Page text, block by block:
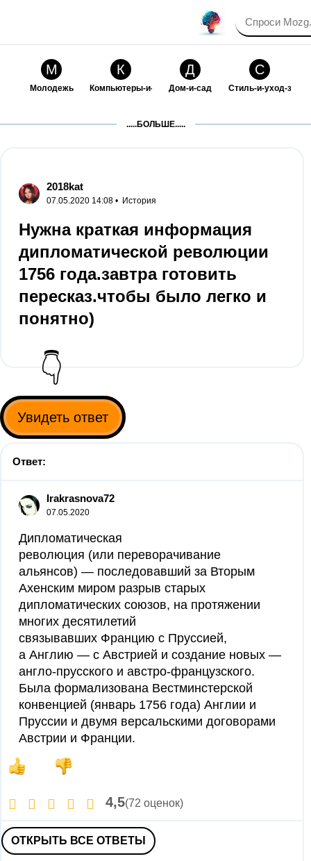
М
Молодежь
К
Компьютеры-и-электроника
Д
Дом-и-сад
С
Стиль-и-уход-за-
И
Искусство-и-развлечения
В
Здоровье
Ф
Финансы-и-бизнес
П
Питомцы-и-животные
О
Образование
О
Образование-и-
.....БОЛЬШЕ.....
2018kat
07.05.2020 14:08 • История
Нужна краткая информация
дипломатической революции
1756 года.завтра готовить
пересказ.чтобы было легко и
понятно)
👇
Увидеть ответ
Ответ:
Irakrasnova72
07.05.2020
Дипломатическая
революция (или переворачивание
альянсов) — последовавший за Вторым
Ахенским миром разрыв старых
дипломатических союзов, на протяжении
многих десятилетий
связывавших Францию с Пруссией,
а Англию — с Австрией и создание новых —
англо-прусского и австро-французского.
Была формализована Вестминстерской
конвенцией (январь 1756 года) Англии и
Пруссии и двумя версальскими договорами
Австрии и Франции.
4,5(72 оценок)
ОТКРЫТЬ ВСЕ ОТВЕТЫ